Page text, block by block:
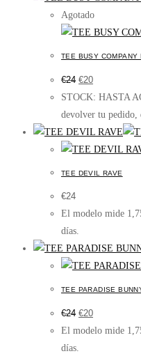
Agotado
TEE BUSY COMPANY
€24 El
precio
original
era:
€24.
€20precio
actual
es:
€20.
STOCK: HASTA
devolver tu pedido,
TEE DEVIL RAVE
€24
El modelo mide
días.
TEE PARADISE
€24 El
precio
original
era:
€20precio
actual
es:
El modelo mide
días.